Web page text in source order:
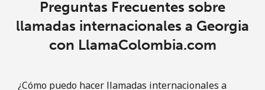
All country ⁦5.5c⁩
90 min por
⁦$5⁩
Línea fija ⁦27.9c⁩
17 min por
Preguntas Frecuentes sobre
llamadas internacionales a Georgia
con LlamaColombia.com
¿Cómo puedo hacer llamadas internacionales a